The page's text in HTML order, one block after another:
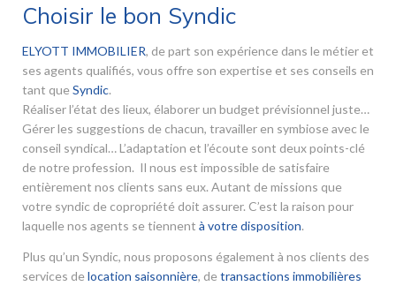
Choisir le bon Syndic
ELYOTT IMMOBILIER, de part son expérience dans le métier et
ses agents qualifiés, vous offre son expertise et ses conseils en
tant que Syndic.
Réaliser l’état des lieux, élaborer un budget prévisionnel juste…
Gérer les suggestions de chacun, travailler en symbiose avec le
conseil syndical… L’adaptation et l’écoute sont deux points-clé
de notre profession. Il nous est impossible de satisfaire
entièrement nos clients sans eux. Autant de missions que
votre syndic de copropriété doit assurer. C’est la raison pour
laquelle nos agents se tiennent à votre disposition.
Plus qu’un Syndic, nous proposons également à nos clients des
services de location saisonnière, de transactions immobilières